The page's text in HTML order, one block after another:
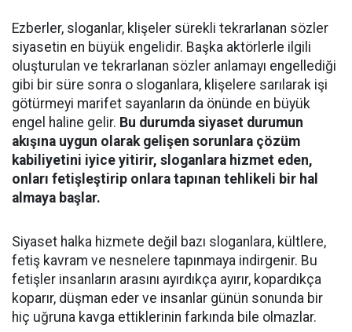
Ezberler, sloganlar, klişeler sürekli tekrarlanan sözler
siyasetin en büyük engelidir. Başka aktörlerle ilgili
oluşturulan ve tekrarlanan sözler anlamayı engellediği
gibi bir süre sonra o sloganlara, klişelere sarılarak işi
götürmeyi marifet sayanların da önünde en büyük
engel haline gelir. Bu durumda siyaset durumun
akışına uygun olarak gelişen sorunlara çözüm
kabiliyetini iyice yitirir, sloganlara hizmet eden,
onları fetişleştirip onlara tapınan tehlikeli bir hal
almaya başlar.
Siyaset halka hizmete değil bazı sloganlara, kültlere,
fetiş kavram ve nesnelere tapınmaya indirgenir. Bu
fetişler insanların arasını ayırdıkça ayırır, kopardıkça
koparır, düşman eder ve insanlar günün sonunda bir
hiç uğruna kavga ettiklerinin farkında bile olmazlar.